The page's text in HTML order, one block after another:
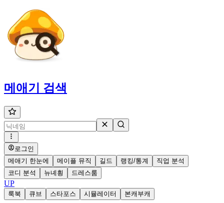
메애기 검색
로그인
메애기 한눈에
메이플 뮤직 길드 랭킹/통계
직업 분석
코디 분석
뉴녜힁 드레스룸
UP
룩북 큐브 스타포스 시뮬레이터 본캐부캐